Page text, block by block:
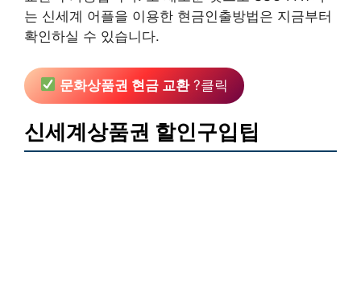
는 신세계 어플을 이용한 현금인출방법은 지금부터
확인하실 수 있습니다.
문화상품권 현금 교환?클릭
신세계상품권 할인구입팁